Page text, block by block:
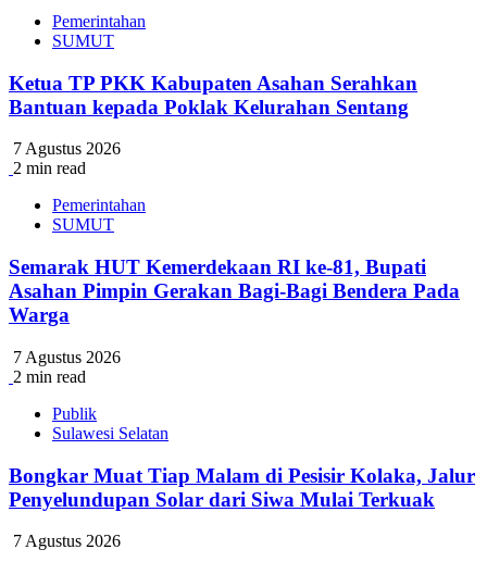
Pemerintahan
SUMUT
Ketua TP PKK Kabupaten Asahan Serahkan
Bantuan kepada Poklak Kelurahan Sentang
7 Agustus 2026
2 min read
Pemerintahan
SUMUT
Semarak HUT Kemerdekaan RI ke-81, Bupati
Asahan Pimpin Gerakan Bagi-Bagi Bendera Pada
Warga
7 Agustus 2026
2 min read
Publik
Sulawesi Selatan
Bongkar Muat Tiap Malam di Pesisir Kolaka, Jalur
Penyelundupan Solar dari Siwa Mulai Terkuak
7 Agustus 2026